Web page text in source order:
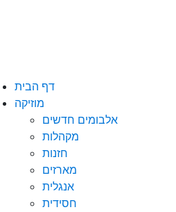
דף הבית
מוזיקה
אלבומים חדשים
מקהלות
חזנות
מארזים
אנגלית
חסידית